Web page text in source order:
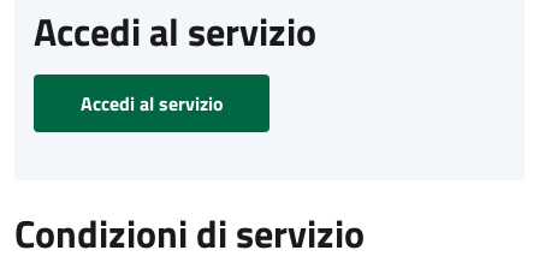
Accedi al servizio
Accedi al servizio
Condizioni di servizio